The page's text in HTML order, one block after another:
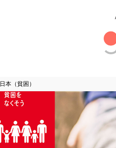
日本（貧困）